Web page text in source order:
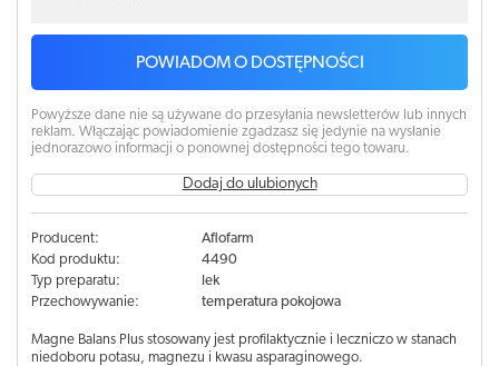
POWIADOM O DOSTĘPNOŚCI
Powyższe dane nie są używane do przesyłania newsletterów lub innych
reklam. Włączając powiadomienie zgadzasz się jedynie na wysłanie
jednorazowo informacji o ponownej dostępności tego towaru.
Dodaj do ulubionych
Producent:
Aflofarm
Kod produktu:
4490
Typ preparatu:
lek
Przechowywanie:
temperatura pokojowa
Magne Balans Plus stosowany jest profilaktycznie i leczniczo w stanach
niedoboru potasu, magnezu i kwasu asparaginowego.